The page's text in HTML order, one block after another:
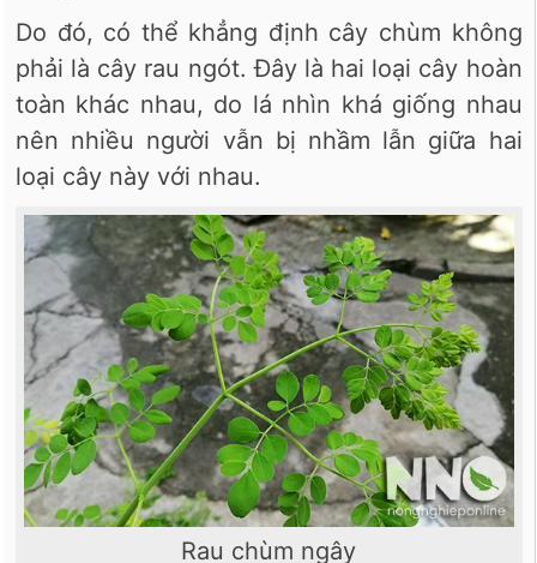
Do đó, có thể khẳng định cây chùm không
phải là cây rau ngót. Đây là hai loại cây hoàn
toàn khác nhau, do lá nhìn khá giống nhau
nên nhiều người vẫn bị nhầm lẫn giữa hai
loại cây này với nhau.
Rau chùm ngây